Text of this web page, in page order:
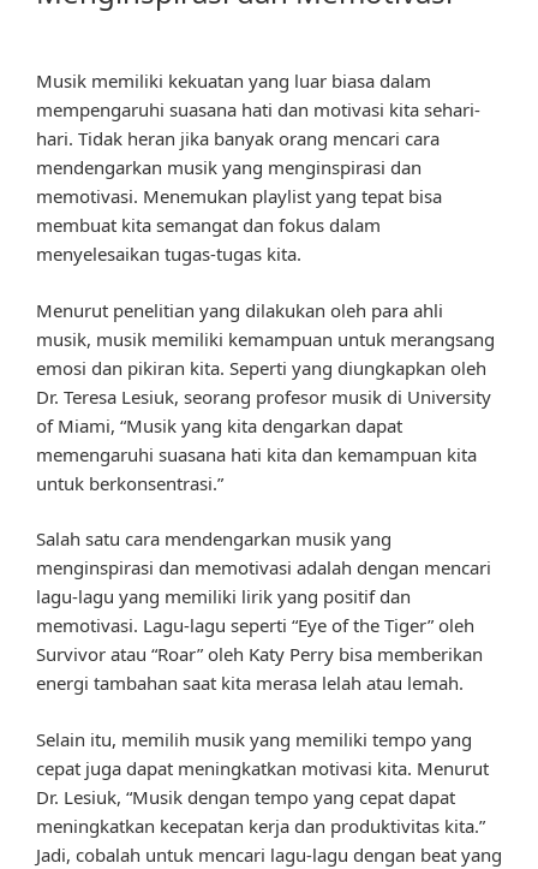
Musik memiliki kekuatan yang luar biasa dalam
mempengaruhi suasana hati dan motivasi kita sehari-
hari. Tidak heran jika banyak orang mencari cara
mendengarkan musik yang menginspirasi dan
memotivasi. Menemukan playlist yang tepat bisa
membuat kita semangat dan fokus dalam
menyelesaikan tugas-tugas kita.
Menurut penelitian yang dilakukan oleh para ahli
musik, musik memiliki kemampuan untuk merangsang
emosi dan pikiran kita. Seperti yang diungkapkan oleh
Dr. Teresa Lesiuk, seorang profesor musik di University
of Miami, “Musik yang kita dengarkan dapat
memengaruhi suasana hati kita dan kemampuan kita
untuk berkonsentrasi.”
Salah satu cara mendengarkan musik yang
menginspirasi dan memotivasi adalah dengan mencari
lagu-lagu yang memiliki lirik yang positif dan
memotivasi. Lagu-lagu seperti “Eye of the Tiger” oleh
Survivor atau “Roar” oleh Katy Perry bisa memberikan
energi tambahan saat kita merasa lelah atau lemah.
Selain itu, memilih musik yang memiliki tempo yang
cepat juga dapat meningkatkan motivasi kita. Menurut
Dr. Lesiuk, “Musik dengan tempo yang cepat dapat
meningkatkan kecepatan kerja dan produktivitas kita.”
Jadi, cobalah untuk mencari lagu-lagu dengan beat yang